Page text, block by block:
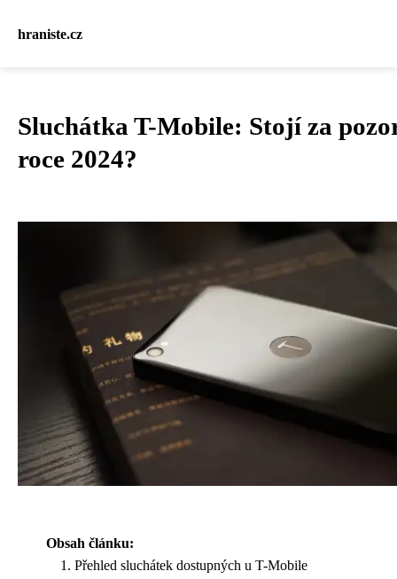
hraniste.cz
Sluchátka T-Mobile: Stojí za
roce 2024?
Obsah článku:
Přehled sluchátek dostupných u T-Mobile